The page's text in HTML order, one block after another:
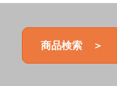
商品検索 ＞